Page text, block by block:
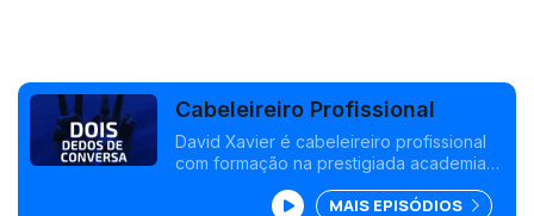
Cabeleireiro Profissional
David Xavier é cabeleireiro profissional
com formação na prestigiada academia
com 19 anos, a partir dos 15 anos, as
MAIS EPISÓDIOS